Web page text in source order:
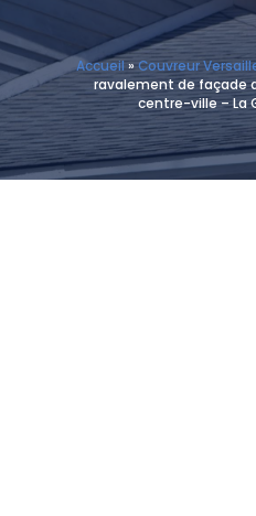
Accueil » Couvreur
ravalement de façade
centre-ville – La